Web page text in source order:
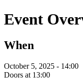
Event
When
October 5, 2025 - 14:00
Doors at 13:00